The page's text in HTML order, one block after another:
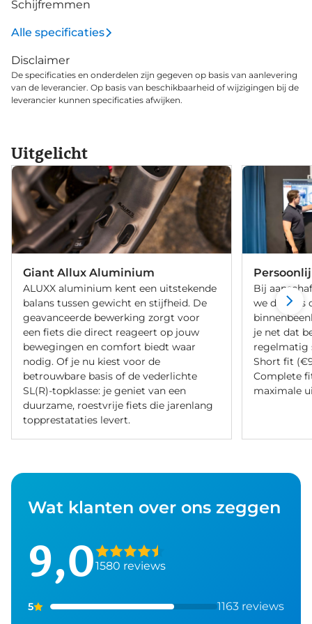
de 8 Shimano Nexus versnellingen in de achternaaf.
Al met al geniet je van lang onderhoudsarm
accugarantie Bij aankoop en registratie van deze e-
bike biedt Giant maar liefst 5 jaar accugarantie.
Schijfremmen
Alle specificaties
Disclaimer
De specificaties en onderdelen zijn gegeven op basis van aanlevering
van de leverancier. Op basis van beschikbaarheid of wijzigingen bij de
leverancier kunnen specificaties afwijken.
Uitgelicht
Giant Allux Aluminium
ALUXX aluminium kent een uitstekende
balans tussen gewicht en stijfheid. De
geavanceerde bewerking zorgt voor
een fiets die direct reageert op jouw
bewegingen en comfort biedt waar
nodig. Of je nu kiest voor de
betrouwbare basis of de vederlichte
SL(R)-topklasse: je geniet van een
duurzame, roestvrije fiets die jarenlang
topprestataties levert.
Bij
we de fiets
je net dat
regelmatig
Short fit
Complete
maximale
Wat klanten over ons zeggen
9,01580 reviews
5 1163 reviews